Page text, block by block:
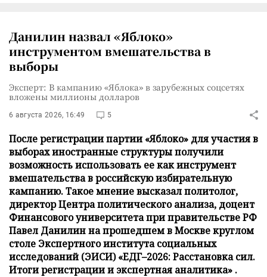
Данилин назвал «Яблоко»
инструментом вмешательства в
выборы
Эксперт: В кампанию «Яблока» в зарубежных соцсетях
вложены миллионы долларов
6 августа 2026, 16:49 5
После регистрации партии «Яблоко» для участия в
выборах иностранные структуры получили
возможность использовать ее как инструмент
вмешательства в российскую избирательную
кампанию. Такое мнение высказал политолог,
директор Центра политического анализа, доцент
Финансового университета при правительстве РФ
Павел Данилин на прошедшем в Москве круглом
столе Экспертного института социальных
исследований (ЭИСИ) «ЕДГ–2026: Расстановка сил.
Итоги регистрации и экспертная аналитика» .